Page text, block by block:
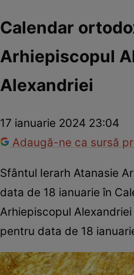
Calendar
Arhiepiscopul
Alexandriei
17 ianuarie 2024 23:04
Adaugă-ne ca sursă
Sfântul Ierarh Atanasie
data de 18 ianuarie în
Arhiepiscopul
pentru data de 18